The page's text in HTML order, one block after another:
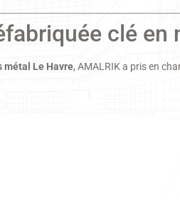
clé
métal Le Havre, AMALRIK a pris en